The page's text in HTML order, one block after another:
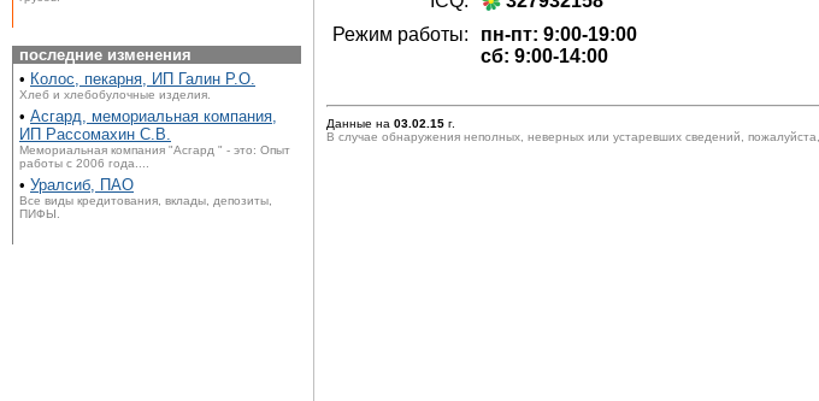
последние изменения
• Колос, пекарня, ИП Галин Р.О.
Хлеб и хлебобулочные изделия.
• Асгард, мемориальная компания,
ИП Рассомахин С.В.
Мемориальная компания "Асгард " - это: Опыт
работы с 2006 года....
• Уралсиб, ПАО
Все виды кредитования, вклады, депозиты,
ПИФЫ.
Режим работы:
пн-пт: 9:00-19:00
сб: 9:00-14:00
Данные на 03.02.15 г.
В случае обнаружения неполных, неверных или устаревших сведений, пожалуйста,